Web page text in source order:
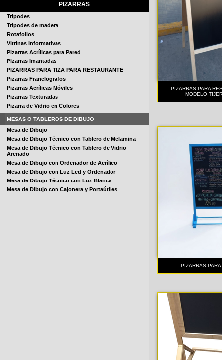
PIZARRAS
Tripodes
Tripodes de madera
Rotafolios
Vitrinas Informativas
Pizarras Acrílicas para Pared
Pizarras Imantadas
PIZARRAS PARA TIZA PARA RESTAURANTE
Pizarras Franelografos
Pizarras Acrílicas Móviles
Pizarras Texturadas
Pizarra de Vidrio en Colores
MESAS O TABLEROS DE DIBUJO
Mesa de Dibujo
Mesa de Dibujo Técnico con Tablero de Melamina
Mesa de Dibujo Técnico con Tablero de Vidrio
Arenado
Mesa de Dibujo con Ordenador de Acrílico
Mesa de Dibujo con Luz Led y Ordenador
Mesa de Dibujo Técnico con Luz Blanca
Mesa de Dibujo con Cajonera y Portaútiles
PIZARRAS PARA
MODELO
PIZARRAS PARA